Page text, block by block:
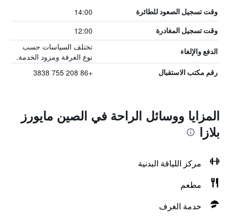
وقت تسجيل الصعود للطائرة 14:00
وقت تسجيل المغادرة 12:00
الدفع والإلغاء
تختلف السياسات حسب
نوع الغرفة ومزود الخدمة.
رقم مكتب الاستقبال +86 208 755 3838
المزايا ووسائل الراحة في الصين مايورز
بلازا
مركز اللياقة البدنية
مطعم
خدمة الغرف